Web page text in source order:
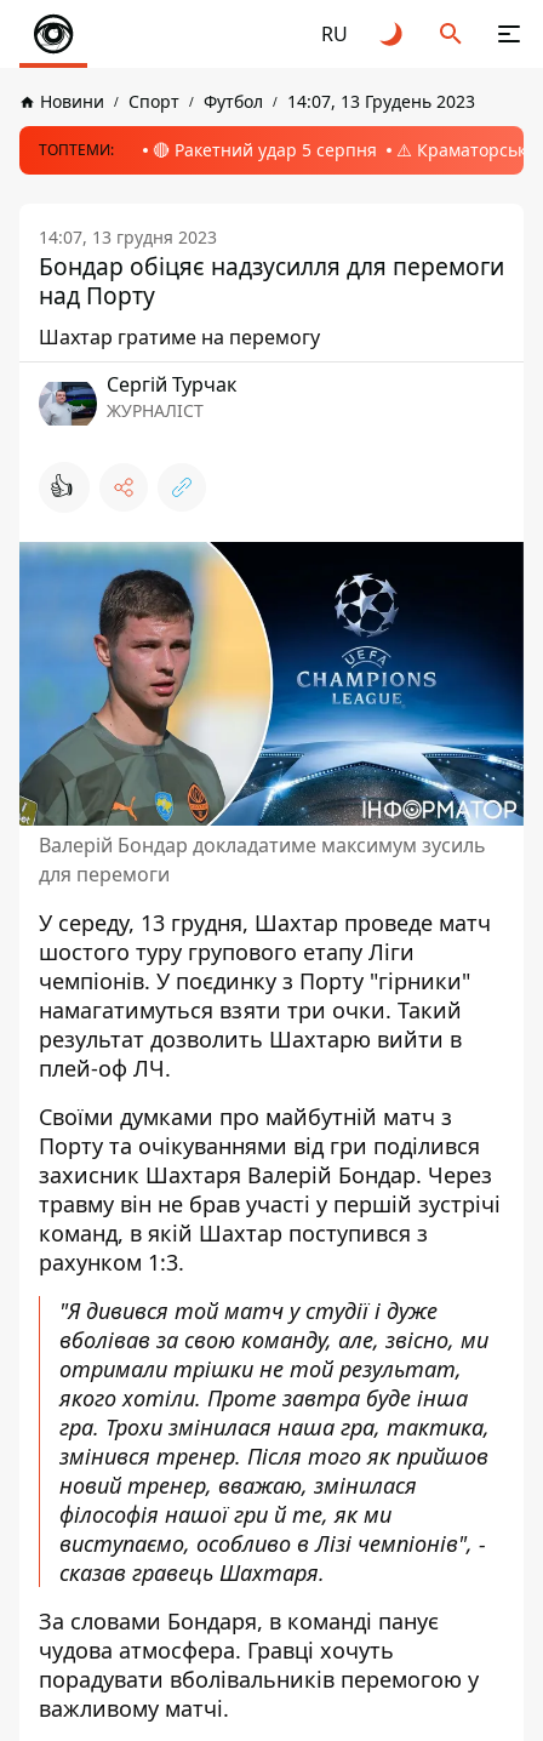
RU
Новини Спорт Футбол 14:07, 13 Грудень 2023
ТОПТЕМИ: 🔴 Ракетний удар 5 серпня ⚠️ Краматорськ,
14:07, 13 грудня 2023
Бондар обіцяє надзусилля для перемоги
над Порту
Шахтар гратиме на перемогу
Сергій Турчак
ЖУРНАЛІСТ
👍
Валерій Бондар докладатиме максимум зусиль
для перемоги
У середу, 13 грудня, Шахтар проведе матч
шостого туру групового етапу Ліги
чемпіонів. У поєдинку з Порту "гірники"
намагатимуться взяти три очки. Такий
результат дозволить Шахтарю вийти в
плей-оф ЛЧ.
Своїми думками про майбутній матч з
Порту та очікуваннями від гри поділився
захисник Шахтаря Валерій Бондар. Через
травму він не брав участі у першій зустрічі
команд, в якій Шахтар поступився з
рахунком 1:3.
"Я дивився той матч у студії і дуже
вболівав за свою команду, але, звісно, ми
отримали трішки не той результат,
якого хотіли. Проте завтра буде інша
гра. Трохи змінилася наша гра, тактика,
змінився тренер. Після того як прийшов
новий тренер, вважаю, змінилася
філософія нашої гри й те, як ми
виступаємо, особливо в Лізі чемпіонів", -
сказав гравець Шахтаря.
За словами Бондаря, в команді панує
чудова атмосфера. Гравці хочуть
порадувати вболівальників перемогою у
важливому матчі.